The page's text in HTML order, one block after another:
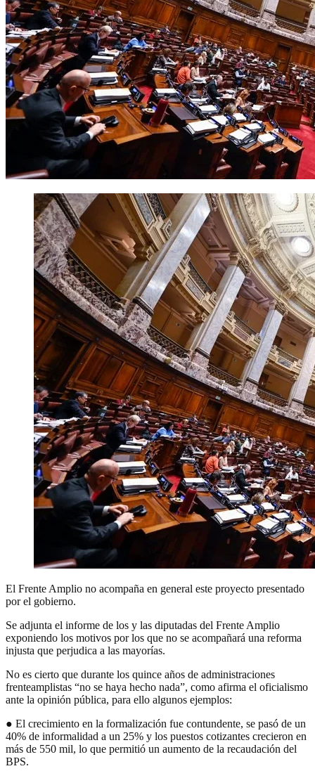
El Frente Amplio no acompaña en general este proyecto presentado
por el gobierno.
Se adjunta el informe de los y las diputadas del Frente Amplio
exponiendo los motivos por los que no se acompañará una reforma
injusta que perjudica a las mayorías.
No es cierto que durante los quince años de administraciones
frenteamplistas “no se haya hecho nada”, como afirma el oficialismo
ante la opinión pública, para ello algunos ejemplos:
● El crecimiento en la formalización fue contundente, se pasó de un
40% de informalidad a un 25% y los puestos cotizantes crecieron en
más de 550 mil, lo que permitió un aumento de la recaudación del
BPS.